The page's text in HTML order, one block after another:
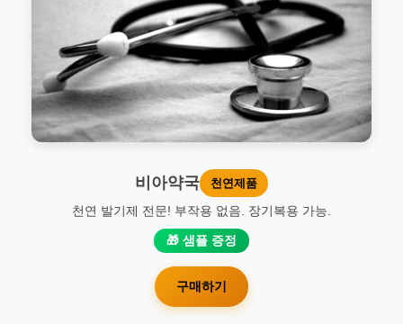
비아약국 천연제품
천연 발기제 전문! 부작용 없음. 장기복용 가능.
🎁 샘플 증정
구매하기